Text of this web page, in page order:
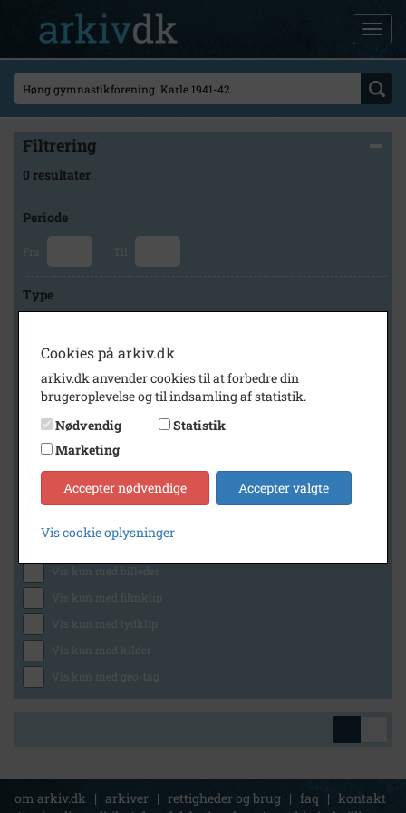
Filtrering
0 resultater
Periode
Fra Til
Type
Arkiv
Høng Lokalhistoriske Arkiv
Generelt
Vis kun med billeder
Vis kun med filmklip
Vis kun med lydklip
Vis kun med kilder
Vis kun med geo-tag
om arkiv.dk | arkiver | rettigheder og brug | faq | kontakt
Cookies på arkiv.dk
arkiv.dk anvender cookies til at forbedre din
brugeroplevelse og til indsamling af statistik.
Nødvendig
Statistik
Marketing
Accepter nødvendige Accepter valgte
Vis cookie oplysninger